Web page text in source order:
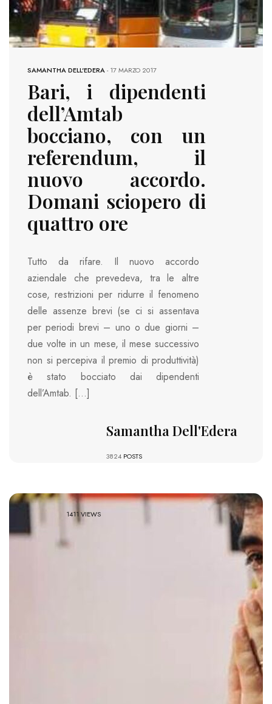
SAMANTHA DELL'EDERA-17 MARZO 2017
Bari, i dipendenti
dell’Amtab
bocciano, con un
referendum, il
nuovo accordo.
Domani sciopero di
quattro ore
Tutto da rifare. Il nuovo accordo
aziendale che prevedeva, tra le altre
cose, restrizioni per ridurre il fenomeno
delle assenze brevi (se ci si assentava
per periodi brevi – uno o due giorni –
due volte in un mese, il mese successivo
non si percepiva il premio di produttività)
è stato bocciato dai dipendenti
dell’Amtab. […]
Samantha Dell'Edera
3824 POSTS
1411 VIEWS